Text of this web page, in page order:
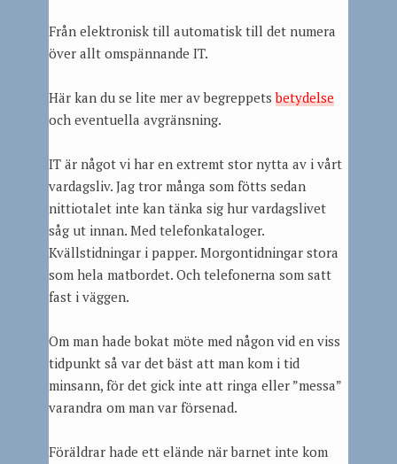
Från elektronisk till automatisk till det numera
över allt omspännande IT.
Här kan du se lite mer av begreppetsbetydelse
och eventuella avgränsning.
IT är något vi har en extremt stor nytta av i vårt
vardagsliv. Jag tror många som fötts sedan
nittiotalet inte kan tänka sig hur vardagslivet
såg ut innan. Med telefonkataloger.
Kvällstidningar i papper. Morgontidningar stora
som hela matbordet. Och telefonerna som satt
fast i väggen.
Om man hade bokat möte med någon vid en viss
tidpunkt så var det bäst att man kom i tid
minsann, för det gick inte att ringa eller ”messa”
varandra om man var försenad.
Föräldrar hade ett elände när barnet inte kom